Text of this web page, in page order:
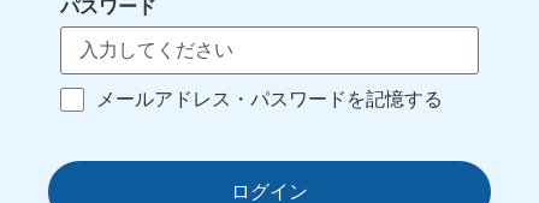
パスワード
メールアドレス・パスワードを記憶する
ログイン